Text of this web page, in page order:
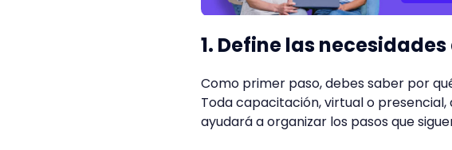
1. Define las
Como primer paso, debes saber por
Toda capacitación, virtual o
ayudará a organizar los pasos que